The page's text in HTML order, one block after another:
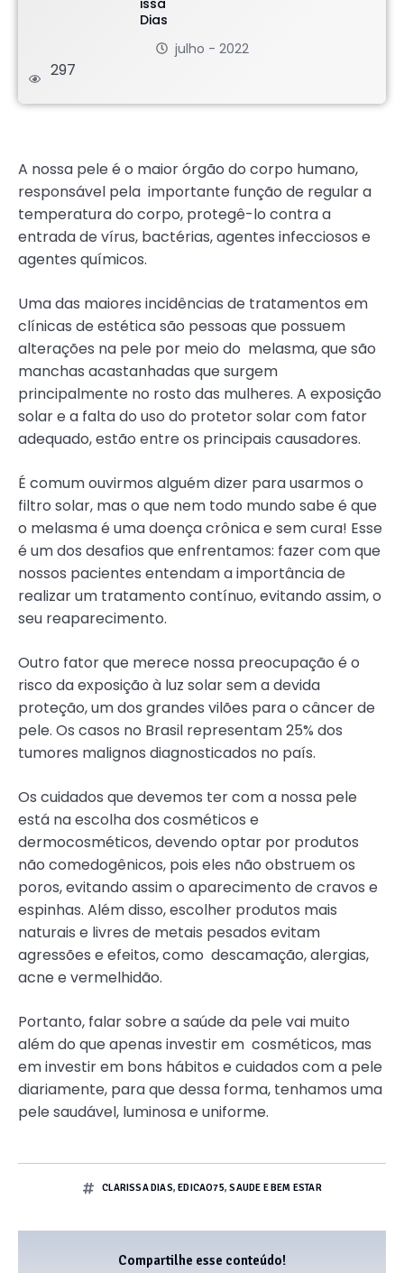
julho - 2022
297
A nossa pele é o maior órgão do corpo humano,
responsável pela importante função de regular a
temperatura do corpo, protegê-lo contra a
entrada de vírus, bactérias, agentes infecciosos e
agentes químicos.
Uma das maiores incidências de tratamentos em
clínicas de estética são pessoas que possuem
alterações na pele por meio do melasma, que são
manchas acastanhadas que surgem
principalmente no rosto das mulheres. A exposição
solar e a falta do uso do protetor solar com fator
adequado, estão entre os principais causadores.
É comum ouvirmos alguém dizer para usarmos o
filtro solar, mas o que nem todo mundo sabe é que
o melasma é uma doença crônica e sem cura! Esse
é um dos desafios que enfrentamos: fazer com que
nossos pacientes entendam a importância de
realizar um tratamento contínuo, evitando assim, o
seu reaparecimento.
Outro fator que merece nossa preocupação é o
risco da exposição à luz solar sem a devida
proteção, um dos grandes vilões para o câncer de
pele. Os casos no Brasil representam 25% dos
tumores malignos diagnosticados no país.
Os cuidados que devemos ter com a nossa pele
está na escolha dos cosméticos e
dermocosméticos, devendo optar por produtos
não comedogênicos, pois eles não obstruem os
poros, evitando assim o aparecimento de cravos e
espinhas. Além disso, escolher produtos mais
naturais e livres de metais pesados evitam
agressões e efeitos, como descamação, alergias,
acne e vermelhidão.
Portanto, falar sobre a saúde da pele vai muito
além do que apenas investir em cosméticos, mas
em investir em bons hábitos e cuidados com a pele
diariamente, para que dessa forma, tenhamos uma
pele saudável, luminosa e uniforme.
CLARISSA DIAS,EDICAO75,SAUDE E BEM ESTAR
Compartilhe esse conteúdo!